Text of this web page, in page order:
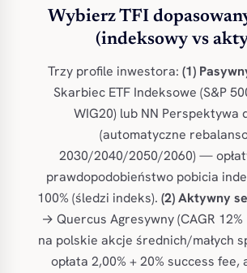
Wybierz TFI
(indeksowy vs
Trzy profile inwestora: (1)
Skarbiec ETF Indeksowe (S&P
WIG20) lub NN Perspektywa
(automatyczne
2030/2040/2050/2060) —
prawdopodobieństwo pobicia
100% (śledzi indeks). (2) Aktywny
→ Quercus Agresywny (CAGR
na polskie akcje średnich/małych
opłata 2,00% + 20% success